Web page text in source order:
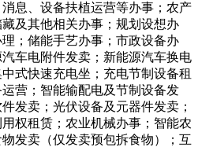
息、设备扶植运营等办事；农产
及其他相关办事；规划设想办
；储能手艺办事；市政设备办
车电附件发卖；新能源汽车换电
式快速充电坐；充电节制设备租
营；智能输配电及节制设备发
发卖；光伏设备及元器件发卖；
权租赁；农业机械办事；智能农
发卖（仅发卖预包拆食物）；互